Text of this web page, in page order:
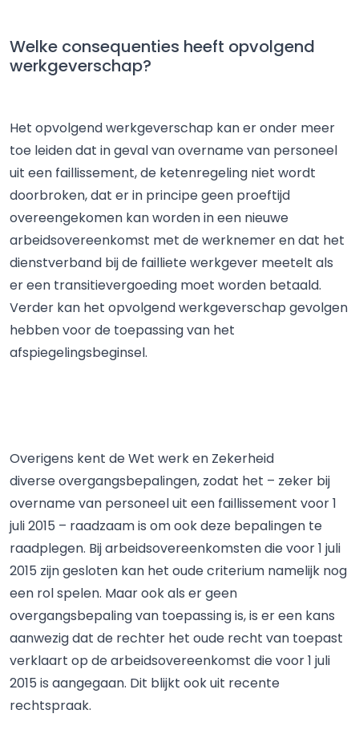
Welke consequenties heeft opvolgend
werkgeverschap?
Het opvolgend werkgeverschap kan er onder meer
toe leiden dat in geval van overname van personeel
uit een faillissement, de ketenregeling niet wordt
doorbroken, dat er in principe geen proeftijd
overeengekomen kan worden in een nieuwe
arbeidsovereenkomst met de werknemer en dat het
dienstverband bij de failliete werkgever meetelt als
er een transitievergoeding moet worden betaald.
Verder kan het opvolgend werkgeverschap gevolgen
hebben voor de toepassing van het
afspiegelingsbeginsel.
Overigens kent de Wet werk en Zekerheid
diverse overgangsbepalingen, zodat het – zeker bij
overname van personeel uit een faillissement voor 1
juli 2015 – raadzaam is om ook deze bepalingen te
raadplegen. Bij arbeidsovereenkomsten die voor 1 juli
2015 zijn gesloten kan het oude criterium namelijk nog
een rol spelen. Maar ook als er geen
overgangsbepaling van toepassing is, is er een kans
aanwezig dat de rechter het oude recht van toepast
verklaart op de arbeidsovereenkomst die voor 1 juli
2015 is aangegaan. Dit blijkt ook uit recente
rechtspraak.